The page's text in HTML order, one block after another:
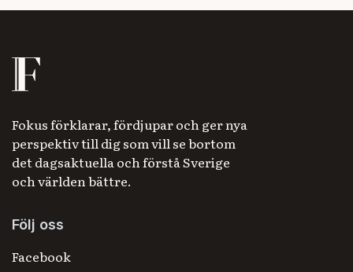
Fokus förklarar, fördjupar och ger nya
perspektiv till dig som vill se bortom
det dagsaktuella och förstå Sverige
och världen bättre.
Följ oss
Facebook